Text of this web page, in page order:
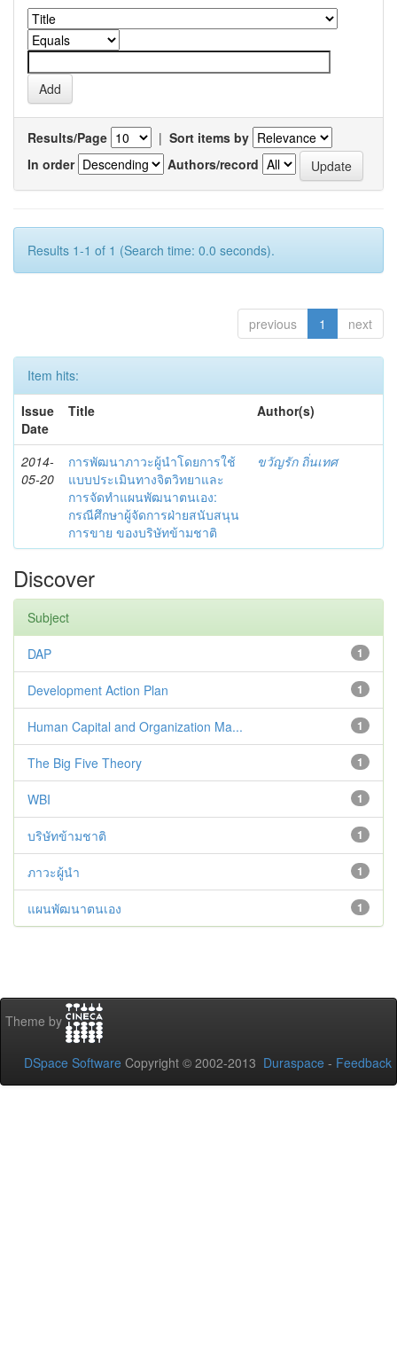
Results/Page | Sort items by
In order
Authors/record
Results 1-1 of 1 (Search time: 0.0 seconds).
previous 1 next
Item hits:
Issue
Date
Title Author(s)
2014-
05-20
การพัฒนาภาวะผู้นำโดยการใช้
แบบประเมินทางจิตวิทยาและ
การจัดทำแผนพัฒนาตนเอง:
กรณีศึกษาผู้จัดการฝ่ายสนับสนุน
การขาย ของบริษัทข้ามชาติ
ขวัญรัก ถิ่นเทศ
Discover
Subject
1
DAP
1
Development Action Plan
1
Human Capital and Organization Ma...
1
The Big Five Theory
1
WBI
1
บริษัทข้ามชาติ
1
ภาวะผู้นำ
1
แผนพัฒนาตนเอง
Theme by
DSpace Software Copyright © 2002-2013 Duraspace - Feedback